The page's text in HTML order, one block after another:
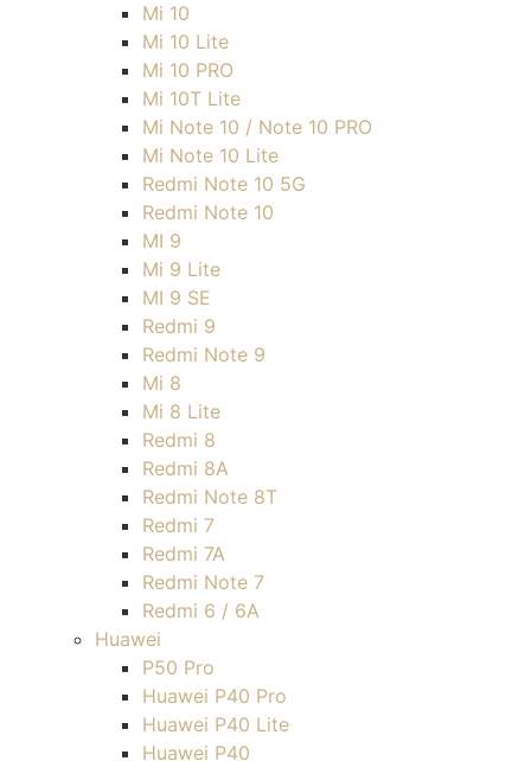
Mi 10
Mi 10 Lite
Mi 10 PRO
Mi 10T Lite
Mi Note 10 / Note 10 PRO
Mi Note 10 Lite
Redmi Note 10 5G
Redmi Note 10
MI 9
Mi 9 Lite
MI 9 SE
Redmi 9
Redmi Note 9
Mi 8
Mi 8 Lite
Redmi 8
Redmi 8A
Redmi Note 8T
Redmi 7
Redmi 7A
Redmi Note 7
Redmi 6 / 6A
Huawei
P50 Pro
Huawei P40 Pro
Huawei P40 Lite
Huawei P40